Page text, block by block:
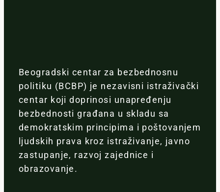
Beogradski centar za bezbednosnu
politiku (BCBP) je nezavisni istraživački
centar koji doprinosi unapređenju
bezbednosti građana u skladu sa
demokratskim principima i poštovanjem
ljudskih prava kroz istraživanje, javno
zastupanje, razvoj zajednice i
obrazovanje.